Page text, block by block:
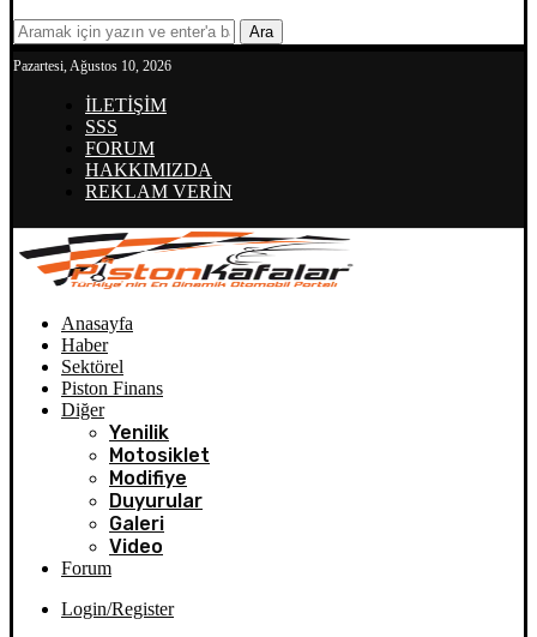
Ara
Pazartesi, Ağustos 10, 2026
İLETİŞİM
SSS
FORUM
HAKKIMIZDA
REKLAM VERİN
Anasayfa
Haber
Sektörel
Piston Finans
Diğer
Yenilik
Motosiklet
Modifiye
Duyurular
Galeri
Video
Forum
Login/Register